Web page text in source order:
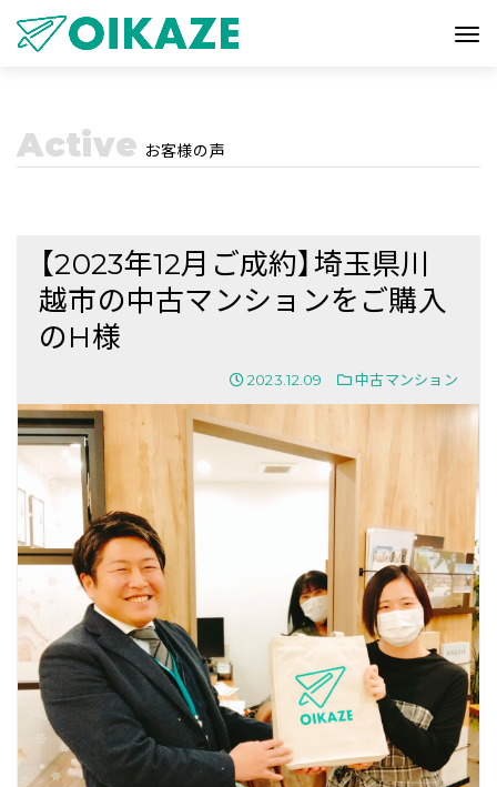
Active お客様の声
【2023年12月ご成約】埼玉県川
越市の中古マンションをご購入
のH様
2023.12.09 中古マンション